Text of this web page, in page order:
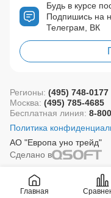
Главная
Будь в курсе
Подпишись на
Телеграм, ВК
АО "Европа уно трейд"
Регионы: (495) 748-0177
Москва: (495) 785-4685
Бесплатная линия: 8-
Политика
Сделано в